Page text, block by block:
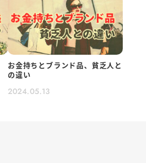
お金持ちとブランド品、貧乏人と
の違い
2024.05.13